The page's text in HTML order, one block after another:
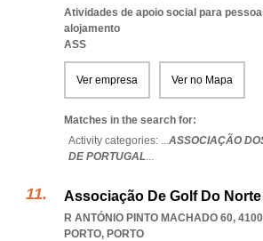
Atividades de apoio social para
alojamento
ASS
Ver empresa Ver no Mapa
Matches in the search for:
Activity categories: ...ASSOCIAÇÃO
DE PORTUGAL...
Associação De Golf Do Norte
R ANTÓNIO PINTO MACHADO 60,
PORTO, PORTO